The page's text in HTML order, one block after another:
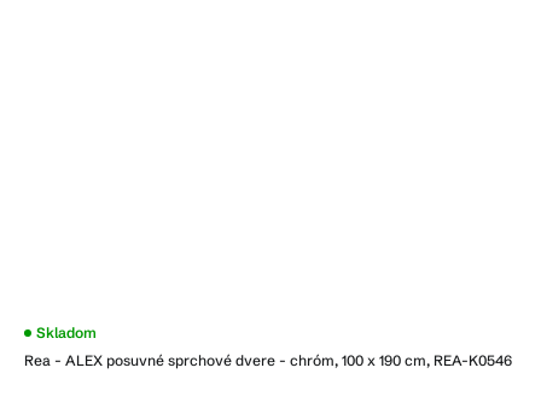
Rea - ALEX posuvné sprchové dvere - chróm, 100 x 190 cm, REA-K0546
Priemerné
produktu
Skladom